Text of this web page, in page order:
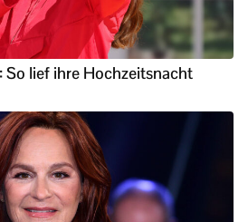
So lief ihre Hochzeitsnacht